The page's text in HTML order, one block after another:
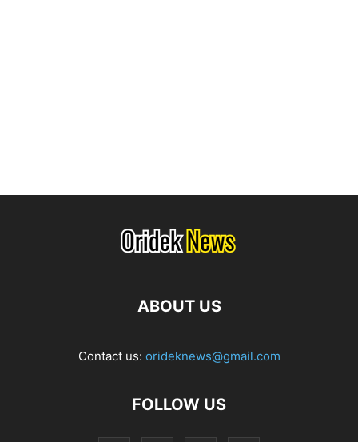
ABOUT US
Contact us: orideknews@gmail.com
FOLLOW US